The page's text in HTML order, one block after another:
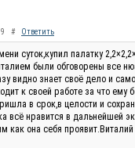
# Ответить
суток,купил палатку
были обговорены все
видно знает своё дело и
к своей работе за что ему
в срок,в целости и
всё нравится в дальнейшей
как она себя проявит.Виталий